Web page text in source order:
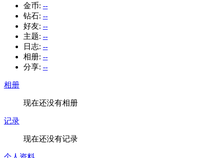
金币: --
钻石: --
好友: --
主题: --
日志: --
相册: --
分享: --
相册
现在还没有相册
记录
现在还没有记录